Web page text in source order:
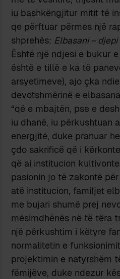
iu bashkëngjitur mitit të
qe përftuar përmes një
shprehës: Elbasani –
Është një ndjesi e bukur
është e tillë e ka të
arsyetimeve), ajo çka
devotshmërinë e
“që e mbajtën, pse e
iu dhanë, iu përkushtuan
energjitë, duke pranuar
çdo sakrificë që i
që ai institucion
pasionin jo të zakontë
atë institucion, familjet
me bujari shumë prej
mësimdhënës në të tëra
një përkushtim i këtyre
normalitetin e
projektimin e natyrshëm
fëmijëve, duke ndezur